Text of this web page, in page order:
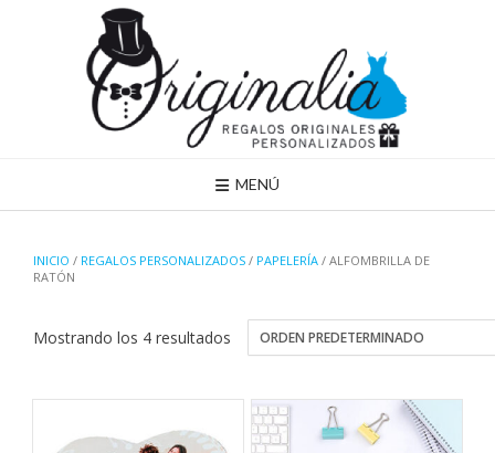
MENÚ
INICIO / REGALOS PERSONALIZADOS / PAPELERÍA / ALFOMBRILLA DE
RATÓN
Mostrando los 4 resultados